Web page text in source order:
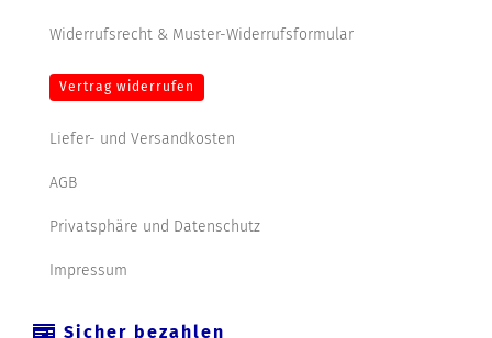
Widerrufsrecht & Muster-Widerrufsformular
Vertrag widerrufen
Liefer- und Versandkosten
AGB
Privatsphäre und Datenschutz
Impressum
Sicher bezahlen